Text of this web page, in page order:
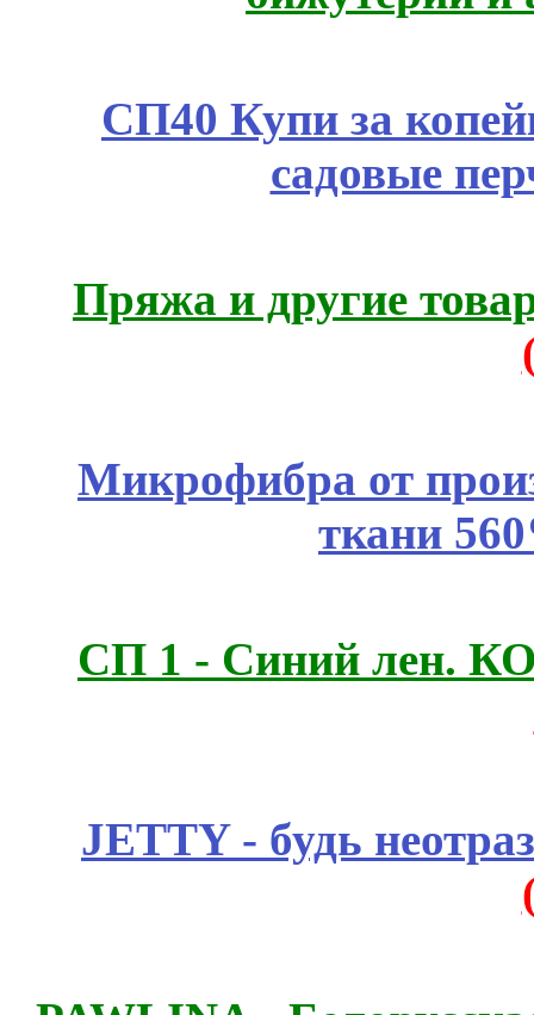
СП40 Купи за
садовые
Пряжа и другие
Микрофибра от
ткани
СП 1 - Синий лен.
JETTY - будь